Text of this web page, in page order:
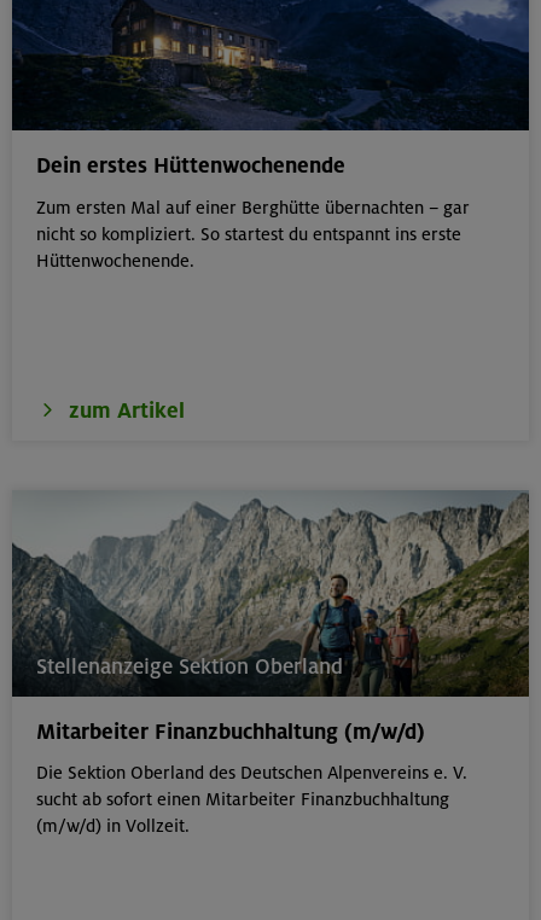
Dein erstes Hüttenwochenende
Zum ersten Mal auf einer Berghütte übernachten – gar
nicht so kompliziert. So startest du entspannt ins erste
Hüttenwochenende.
zum Artikel
Stellenanzeige Sektion Oberland
Mitarbeiter Finanzbuchhaltung (m/w/d)
Die Sektion Oberland des Deutschen Alpenvereins e. V.
sucht ab sofort einen Mitarbeiter Finanzbuchhaltung
(m/w/d) in Vollzeit.